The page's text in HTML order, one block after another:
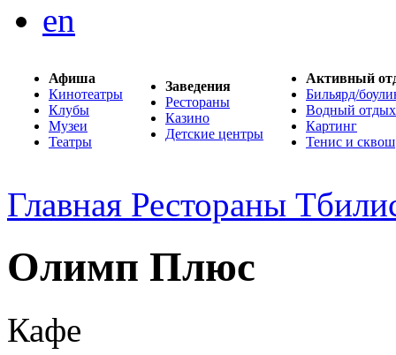
en
Афиша
Кинотеатры
Клубы
Музеи
Театры
Заведения
Рестораны
Казино
Детские центры
Активный
Бильярд/
Водный отдых
Картинг
Тенис и сквош
Главная Рестораны
Олимп Плюс
Кафе